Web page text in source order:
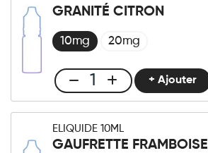
10ml
Verte
GRANITÉ CITRON
10mg 20mg
Club
E-
liquide
10ml
+ Ajouter
ELIQUIDE 10ML
GAUFRETTE FRAMBOISE